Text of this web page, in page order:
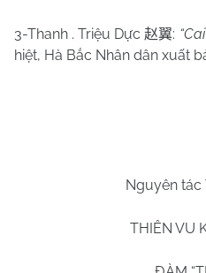
3-Thanh . Triệu Dực赵翼:
hiệt, Hà Bắc Nhân dân xuất
Nguyên tác
THIÊN VU